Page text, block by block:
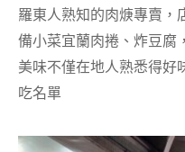
羅東人熟知的肉焿專賣，
備小菜宜蘭肉捲、炸豆腐
美味不僅在地人熟悉得好
吃名單